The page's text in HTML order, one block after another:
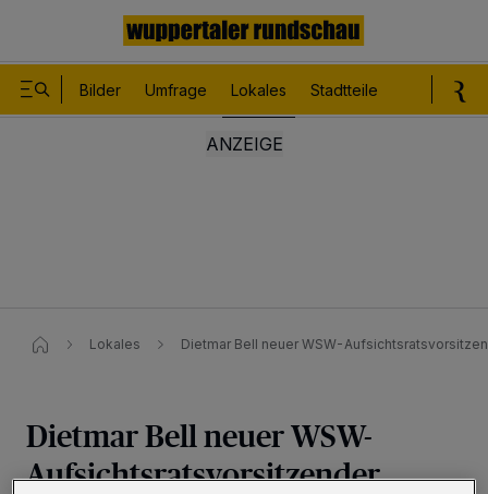
Bilder Umfrage Lokales Stadtteile
Lokales Dietmar Bell neuer WSW-
Dietmar Bell neuer WSW-
Aufsichtsratsvorsitzender